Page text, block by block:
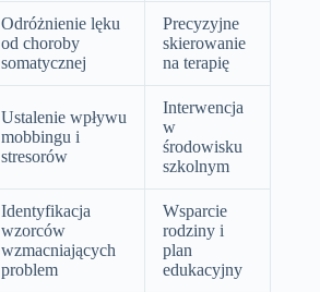
Odróżnienie lęku
od choroby
somatycznej
Precyzyjne
skierowanie
na terapię
Ustalenie wpływu
mobbingu i
stresorów
Interwencja
w
środowisku
szkolnym
Identyfikacja
wzorców
wzmacniających
problem
Wsparcie
rodziny i
plan
edukacyjny